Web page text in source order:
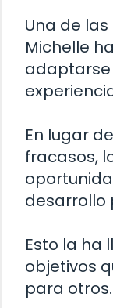
Una de
Michelle
En lugar
fracasos,
desarrollo
Esto la ha
objetivos
para otros.